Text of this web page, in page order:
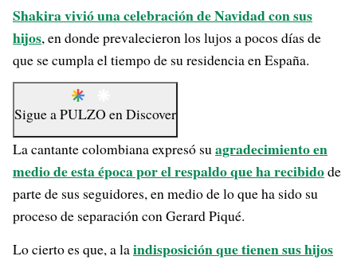
Shakira vivió una celebración de Navidad con sus
hijos, en donde prevalecieron los lujos a pocos días de
que se cumpla el tiempo de su residencia en España.
Sigue aPULZO enDiscover
La cantante colombiana expresó suagradecimiento en
medio de esta época por el respaldo que ha recibidode
parte de sus seguidores, en medio de lo que ha sido su
proceso de separación con Gerard Piqué.
Lo cierto es que, a laindisposición que tienen sus hijos